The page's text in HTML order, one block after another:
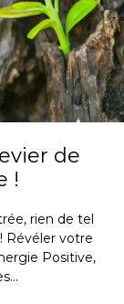
de
!
rien de tel
Révéler votre
Positive,